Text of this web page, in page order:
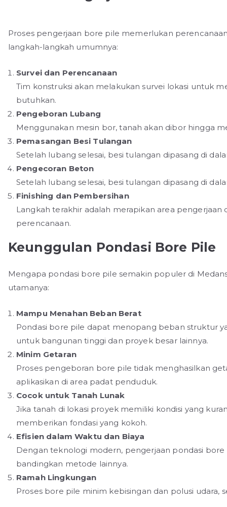
Proses pengerjaan bore pile memerlukan
langkah-langkah umumnya:
Survei dan Perencanaan
Tim konstruksi akan melakukan survei lokasi untuk
butuhkan.
Pengeboran Lubang
Menggunakan mesin bor, tanah akan dibor hingga
Pemasangan Besi Tulangan
Setelah lubang selesai, besi tulangan dipasang di
Pengecoran Beton
Setelah lubang selesai, besi tulangan dipasang di
Finishing dan Pembersihan
Langkah terakhir adalah merapikan area pengerjaan
perencanaan.
Keunggulan Pondasi Bore Pile
Mengapa pondasi bore pile semakin populer di
utamanya:
Mampu Menahan Beban Berat
Pondasi bore pile dapat menopang beban struktur
untuk bangunan tinggi dan proyek besar lainnya.
Minim Getaran
Proses pengeboran bore pile tidak menghasilkan
aplikasikan di area padat penduduk.
Cocok untuk Tanah Lunak
Jika tanah di lokasi proyek memiliki kondisi yang
memberikan fondasi yang kokoh.
Efisien dalam Waktu dan Biaya
Dengan teknologi modern, pengerjaan pondasi
bandingkan metode lainnya.
Ramah Lingkungan
Proses bore pile minim kebisingan dan polusi udara,